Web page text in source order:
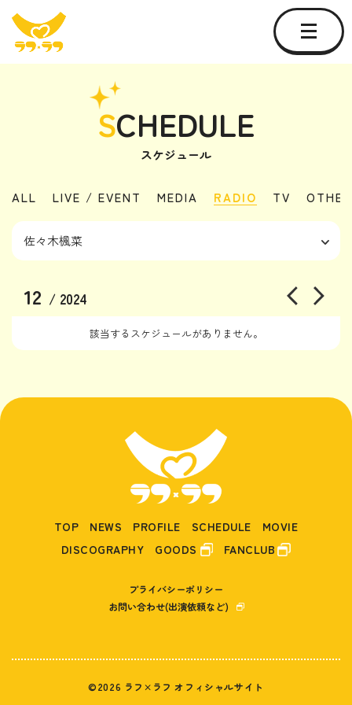
SCHEDULE
スケジュール
ALL LIVE / EVENT MEDIA RADIO TV OTHER
12 / 2024
該当するスケジュールがありません。
TOP NEWS PROFILE SCHEDULE
MOVIE
DISCOGRAPHY
GOODS FANCLUB
プライバシーポリシー
お問い合わせ(出演依頼など)
©2026 ラフ×ラフ オフィシャルサイト